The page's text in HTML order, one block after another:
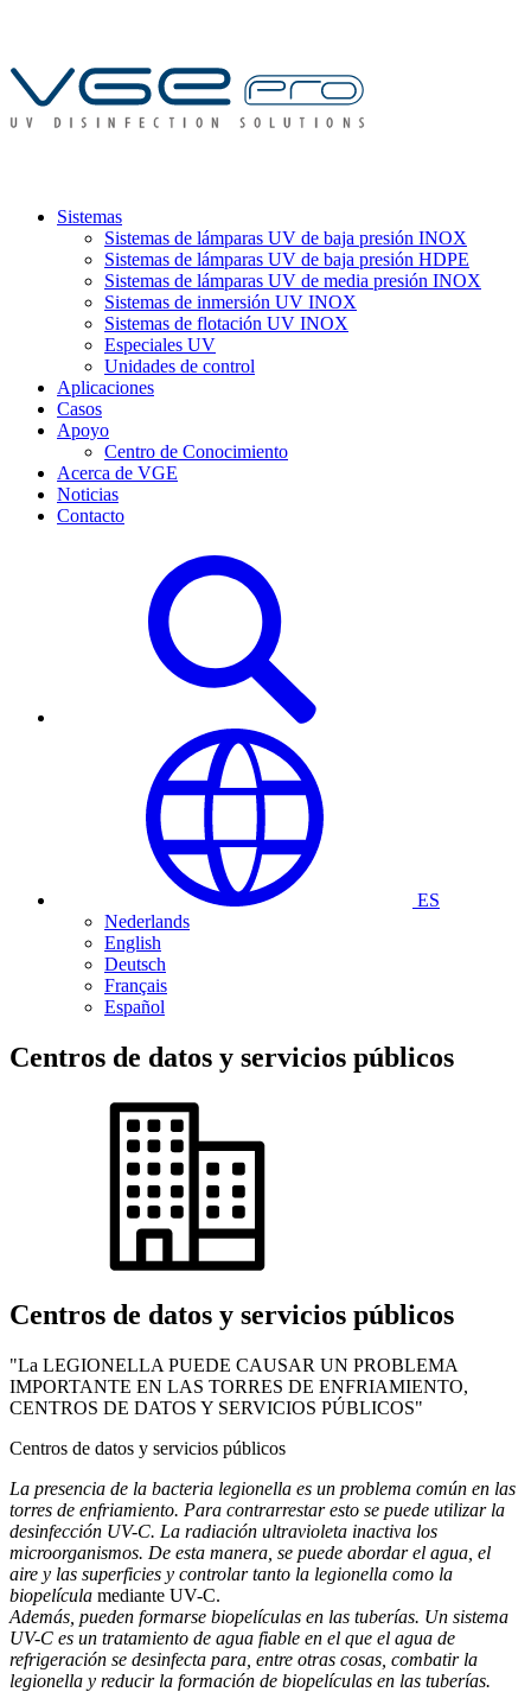
Sistemas
Sistemas de lámparas UV de baja presión INOX
Sistemas de lámparas UV de baja presión HDPE
Sistemas de lámparas UV de media presión INOX
Sistemas de inmersión UV INOX
Sistemas de flotación UV INOX
Especiales UV
Unidades de control
Aplicaciones
Casos
Apoyo
Centro de Conocimiento
Acerca de VGE
Noticias
Contacto
ES
Nederlands
English
Deutsch
Français
Español
Centros de datos y servicios públicos
Centros de datos y servicios públicos
"La LEGIONELLA PUEDE CAUSAR UN PROBLEMA
IMPORTANTE EN LAS TORRES DE ENFRIAMIENTO,
CENTROS DE DATOS Y SERVICIOS PÚBLICOS"
Centros de datos y servicios públicos
La presencia de la bacteria legionella es un problema común en las
torres de enfriamiento. Para contrarrestar esto se puede utilizar la
desinfección UV-C. La radiación ultravioleta inactiva los
microorganismos. De esta manera, se puede abordar el agua, el
aire y las superficies y controlar tanto la legionella como la
biopelícula mediante UV-C.
Además, pueden formarse biopelículas en las tuberías. Un sistema
UV-C es un tratamiento de agua fiable en el que el agua de
refrigeración se desinfecta para, entre otras cosas, combatir la
legionella y reducir la formación de biopelículas en las tuberías.